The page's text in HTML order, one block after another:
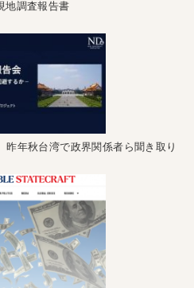
地調査報告書
年秋台湾で政界関係者ら聞き取り